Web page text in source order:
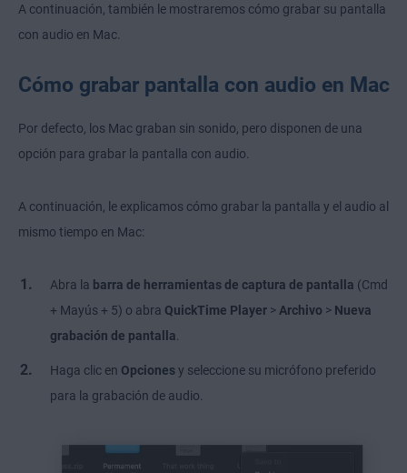
A continuación, también le mostraremos cómo grabar su pantalla
con audio en Mac.
Cómo grabar pantalla con audio en Mac
Por defecto, los Mac graban sin sonido, pero disponen de una
opción para grabar la pantalla con audio.
A continuación, le explicamos cómo grabar la pantalla y el audio al
mismo tiempo en Mac:
Abra la barra de herramientas de captura de pantalla (Cmd
+ Mayús + 5) o abra QuickTime Player > Archivo > Nueva
grabación de pantalla
Haga clic en Opcionesy seleccione su micrófono preferido
para la grabación de audio.